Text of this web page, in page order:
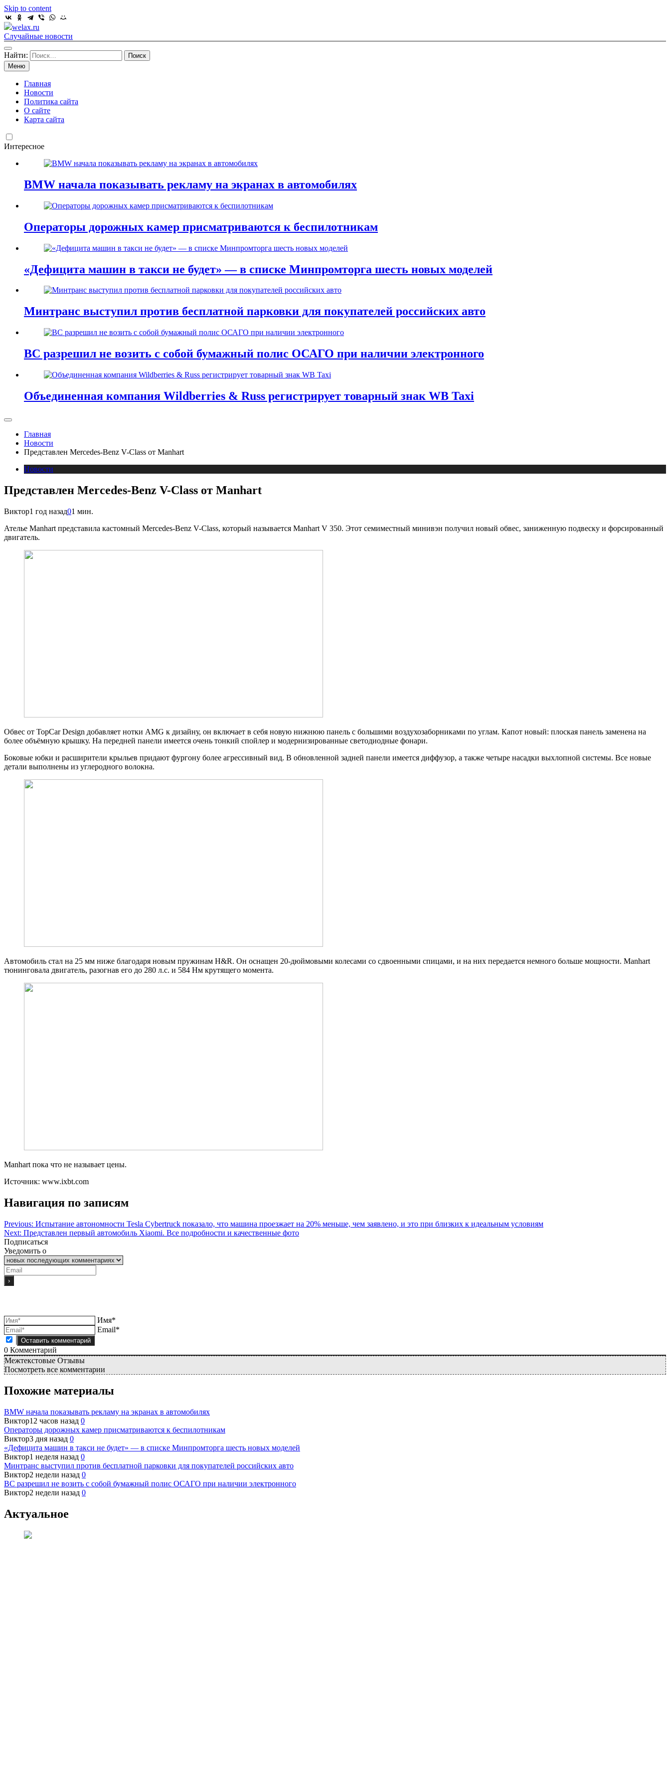
Skip to content
welax.ru
Случайные новости
Найти:
Меню
Главная
Новости
Политика сайта
О сайте
Карта сайта
Интересное
BMW начала показывать рекламу на экранах в автомобилях
Операторы дорожных камер присматриваются к беспилотникам
«Дефицита машин в такси не будет» — в списке Минпромторга шесть новых моделей
Минтранс выступил против бесплатной парковки для покупателей российских авто
ВС разрешил не возить с собой бумажный полис ОСАГО при наличии электронного
Объединенная компания Wildberries & Russ регистрирует товарный знак WB Taxi
Главная
Новости
Представлен Mercedes-Benz V-Class от Manhart
Новости
Представлен Mercedes-Benz V-Class от Manhart
Виктор1 год назад01 мин.
Ателье Manhart представила кастомный Mercedes-Benz V-Class, который называется Manhart V 350. Этот семиместный минивэн получил новый обвес, заниженную подвеску и форсированный
двигатель.
Обвес от TopCar Design добавляет нотки AMG к дизайну, он включает в себя новую нижнюю панель с большими воздухозаборниками по углам. Капот новый: плоская панель заменена на
более объёмную крышку. На передней панели имеется очень тонкий спойлер и модернизированные светодиодные фонари.
Боковые юбки и расширители крыльев придают фургону более агрессивный вид. В обновленной задней панели имеется диффузор, а также четыре насадки выхлопной системы. Все новые
детали выполнены из углеродного волокна.
Автомобиль стал на 25 мм ниже благодаря новым пружинам H&R. Он оснащен 20-дюймовыми колесами со сдвоенными спицами, и на них передается немного больше мощности. Manhart
тюнинговала двигатель, разогнав его до 280 л.с. и 584 Нм крутящего момента.
Manhart пока что не называет цены.
Источник: www.ixbt.com
Навигация по записям
Previous: Испытание автономности Tesla Cybertruck показало, что машина проезжает на 20% меньше, чем заявлено, и это при близких к идеальным условиям
Next: Представлен первый автомобиль Xiaomi. Все подробности и качественные фото
Подписаться
Уведомить о
Имя*
Email*
0 Комментарий
Межтекстовые Отзывы
Посмотреть все комментарии
Похожие материалы
BMW начала показывать рекламу на экранах в автомобилях
Виктор12 часов назад 0
Операторы дорожных камер присматриваются к беспилотникам
Виктор3 дня назад 0
«Дефицита машин в такси не будет» — в списке Минпромторга шесть новых моделей
Виктор1 неделя назад 0
Минтранс выступил против бесплатной парковки для покупателей российских авто
Виктор2 недели назад 0
ВС разрешил не возить с собой бумажный полис ОСАГО при наличии электронного
Виктор2 недели назад 0
Актуальное